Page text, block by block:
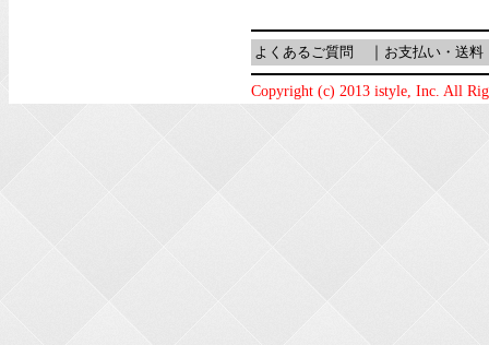
よくあるご質問 ｜ お支払い・送料
Copyright (c) 2013 istyle, Inc. All